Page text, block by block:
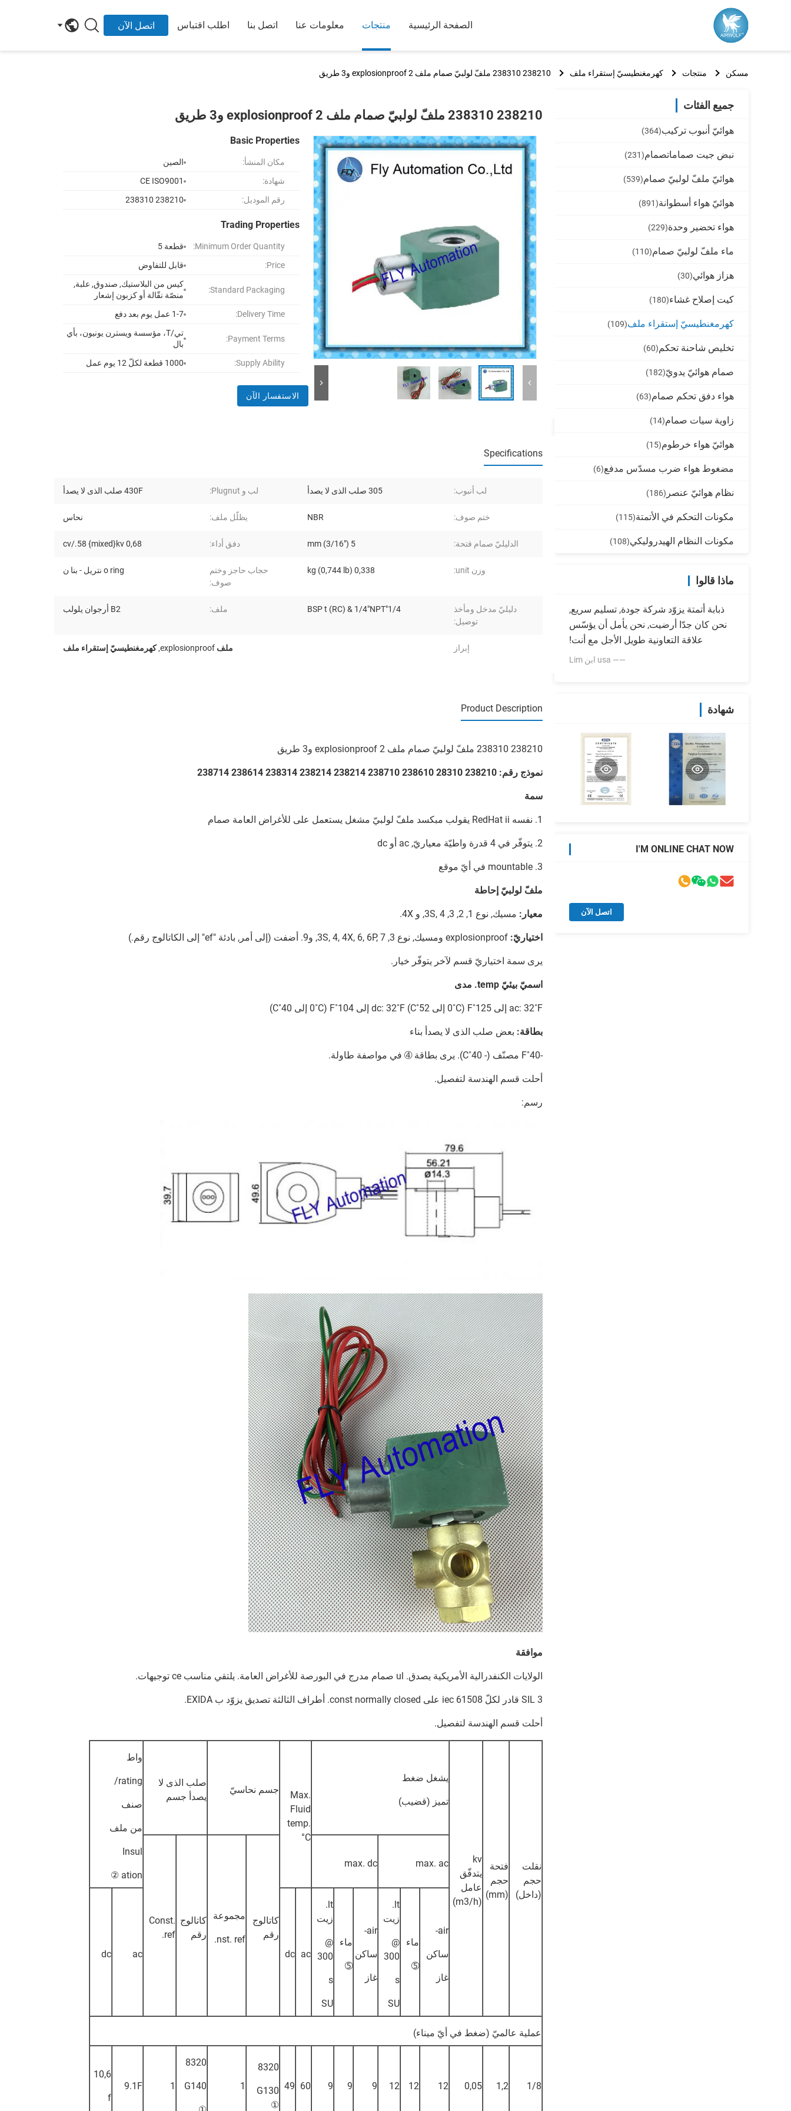
الصفحة الرئيسية منتجات معلومات عنا اتصل بنا اطلب اقتباس اتصل الآن
مسكن منتجات كهرمغنطيسيّ إستقراء ملف 238210 238310 ملفّ لولبيّ صمام ملف explosionproof 2 و3 طريق
جميع الفئات
هوائيّ أنبوب تركيب(364)
نبض جيت صماماتصمام(231)
هوائيّ ملفّ لولبيّ صمام(539)
هوائيّ هواء أسطوانة(891)
هواء تحضير وحدة(229)
ماء ملفّ لولبيّ صمام(110)
هزاز هوائي(30)
كيت إصلاح غشاء(180)
كهرمغنطيسيّ إستقراء ملف(109)
تخليص شاحنة تحكم(60)
صمام هوائيّ يدويّ(182)
هواء دفق تحكم صمام(63)
زاوية سيات صمام(14)
هوائيّ هواء خرطوم(15)
مضغوط هواء ضرب مسدّس مدفع(6)
نظام هوائيّ عنصر (186)
مكونات التحكم في الأتمتة(115)
مكونات النظام الهيدروليكي(108)
ماذا قالوا
ذبابة أتمتة يزوّد شركة جودة, تسليم سريع,
نحن كان جدّا أرضيت, نحن يأمل أن يؤسّس
علاقة التعاونية طويل الأجل مع أنت!
—— usa ابن Lim
شهادة
I'M ONLINE CHAT NOW
اتصل الآن
238210 238310 ملفّ لولبيّ صمام ملف explosionproof 2 و3 طريق
Basic Properties
مكان المنشأ:
الصين
شهادة:
CE ISO9001
رقم الموديل:
238210 238310
Trading Properties
Minimum Order Quantity:
قطعة 5
Price:
قابل للتفاوض
Standard Packaging:
كيس من البلاستيك, صندوق, علبة,
منصّة نقّالة أو كزبون إشعار
Delivery Time:
1-7 عمل يوم بعد دفع
Payment Terms:
تي/T، مؤسسة ويسترن يونيون، بأي
بال
Supply Ability:
1000 قطعة لكلّ 12 يوم عمل
الاستفسار الآن
Specifications
لب أنبوب: 305 صلب الذى لا يصدأ لب و Plugnut: 430F صلب الذى لا يصدأ
ختم صوف: NBR يظلّل ملف: نحاس
الدليليّ صمام فتحة: 5 mm (3/16") دفق أداء: 0,68 cv/.58 {mixed}kv
وزن unit: 0,338 kg (0,744 lb)
حجاب حاجز وختم
صوف:
o ring نتريل - بنا ن
دليليّ مدخل ومأخذ
توصيل:
1/4"BSP t (RC) & 1/4"NPT ملف: B2 أرجوان يلولب
إبراز ملف explosionproof ,كهرمغنطيسيّ إستقراء ملف
Product Description
238210 238310 ملفّ لولبيّ صمام ملف explosionproof 2 و3 طريق
نموذج رقم: 238210 28310 238610 238710 238214 238214 238314 238614 238714
سمة
1. نفسه RedHat ii يقولب مبكسد ملفّ لولبيّ مشغل يستعمل على للأغراض العامة صمام
2. يتوفّر في 4 قدرة واطيّة معياريّ, ac أو dc
3. mountable في أيّ موقع
ملفّ لولبيّ إحاطة
معيار: مسيك, نوع 1, 2, 3, 3S, 4, و 4X.
اختياريّ:
يرى سمة اختياريّ قسم لآخر يتوفّر خيار.
اسميّ بيئيّ temp. مدى
ac: 32˚F إلى 125˚F (0˚C إلى 52˚C) dc: 32˚F إلى 104˚F (0˚C إلى 40˚C)
بطاقة: بعض صلب الذى لا يصدأ بناء
-40˚F مصنّف (- 40˚C). يرى بطاقة ➃ في مواصفة طاولة.
أحلت قسم الهندسة لتفصيل.
رسم:
موافقة
الولايات الكنفدرالية الأمريكية يصدق. ul صمام مدرج في البورصة للأغراض العامة. يلتقي مناسب ce توجيهات.
SIL 3 قادر لكلّ iec 61508 على const normally closed. أطراف الثالثة تصديق يزوّد ب EXIDA.
أحلت قسم الهندسة لتفصيل.
نقلت
حجم
(داخل)
فتحة
حجم
(mm)
kv
يتدفّق
عامل
(m3/h)
يشغل ضغط
تميز (قضيب)
Max.
Fluid
temp.
°C
جسم نحاسيّ
صلب الذى لا
يصدأ جسم
واط
rating/
صنف
من ملف
Insul
ation ②
max. ac
max. dc
كاتالوج
رقم
مجموعة
nst. ref.
كاتالوج
رقم
Const.
ref.
air-
ساكن
غاز
ماء
➄
lt.
زيت
@
300
s
SU
air-
ساكن
غاز
ماء
➄
lt.
زيت
@
300
s
SU
ac
dc
ac
dc
عملية عالميّ (ضغط في أيّ ميناء)
1/8
1,2
0,05
12
12
12
9
9
9
60
49
8320
G130
①
1
8320
G140
1
9.1F
10,6
f